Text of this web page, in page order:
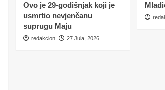
Ovo je 29-godišnjak koji je
usmrtio nevjenčanu
suprugu Maju
redakcion 27 Jula, 2026